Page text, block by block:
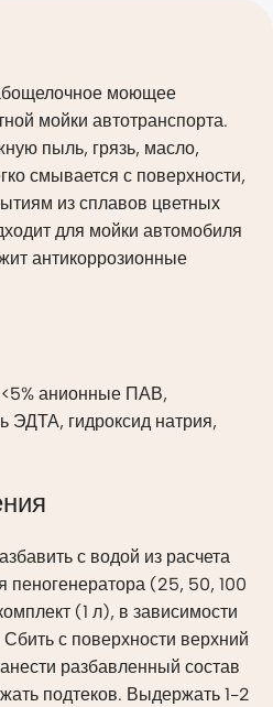
моющее
мойки автотранспорта.
пыль, грязь, масло,
смывается с поверхности,
из сплавов цветных
для мойки автомобиля
антикоррозионные
анионные ПАВ,
ЭДТА, гидроксид натрия,
с водой из расчета
(25, 50, 100
(1 л), в зависимости
Сбить с поверхности верхний
разбавленный состав
подтеков. Выдержать 1-2